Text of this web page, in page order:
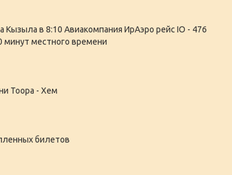
в 8:10 Авиакомпания ИрАэро рейс IO - 476
минут местного времени
Тоора - Хем
билетов